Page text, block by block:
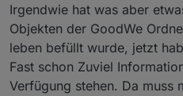
Irgendwie hat was aber
Objekten der GoodWe
leben befüllt wurde, jetzt
Fast schon Zuviel
Verfügung stehen. Da muss